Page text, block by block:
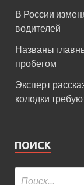
В России
водителей
Названы
пробегом
Эксперт
колодки
ПОИСК